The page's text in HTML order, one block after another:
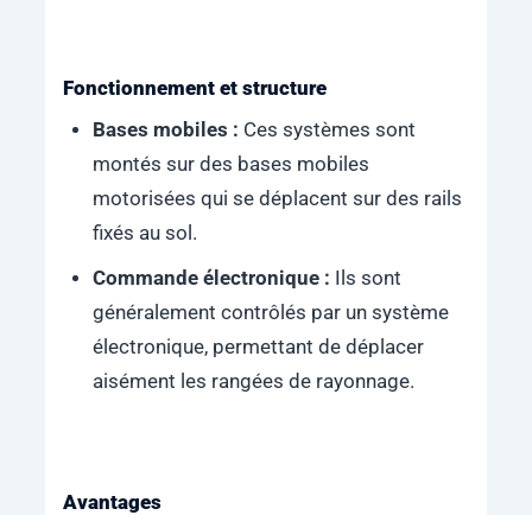
Fonctionnement et structure
Bases mobiles : Ces systèmes sont
montés sur des bases mobiles
motorisées qui se déplacent sur des rails
fixés au sol.
Commande électronique : Ils sont
généralement contrôlés par un système
électronique, permettant de déplacer
aisément les rangées de rayonnage.
Avantages